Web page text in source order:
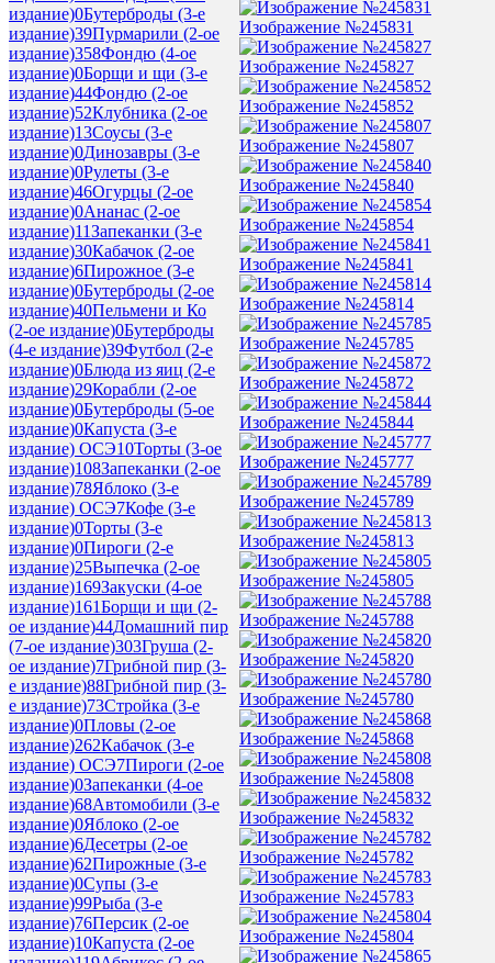
издание)0Бутерброды (3-е
издание)39Пурмарили (2-ое
издание)358Фондю (4-ое
издание)0Борщи и щи (3-е
издание)44Фондю (2-ое
издание)52Клубника (2-ое
издание)13Соусы (3-е
издание)0Динозавры (3-е
издание)0Рулеты (3-е
издание)46Огурцы (2-ое
издание)0Ананас (2-ое
издание)11Запеканки (3-е
издание)30Кабачок (2-ое
издание)6Пирожное (3-е
издание)0Бутерброды (2-ое
издание)40Пельмени и Ко
(2-ое издание)0Бутерброды
(4-е издание)39Футбол (2-е
издание)0Блюда из яиц (2-е
издание)29Корабли (2-ое
издание)0Бутерброды (5-ое
издание)0Капуста (3-е
издание) ОСЭ10Торты (3-ое
издание)108Запеканки (2-ое
издание)78Яблоко (3-е
издание) ОСЭ7Кофе (3-е
издание)0Торты (3-е
издание)0Пироги (2-е
издание)25Выпечка (2-ое
издание)169Закуски (4-ое
издание)161Борщи и щи (2-
ое издание)44Домашний пир
(7-ое издание)303Груша (2-
ое издание)7Грибной пир (3-
е издание)88Грибной пир (3-
е издание)73Стройка (3-е
издание)0Пловы (2-ое
издание)262Кабачок (3-е
издание) ОСЭ7Пироги (2-ое
издание)0Запеканки (4-ое
издание)68Автомобили (3-е
издание)0Яблоко (2-ое
издание)6Десетры (2-ое
издание)62Пирожные (3-е
издание)0Супы (3-е
издание)99Рыба (3-е
издание)76Персик (2-ое
издание)10Капуста (2-ое
Изображение №245831
Изображение №245827
Изображение №245852
Изображение №245807
Изображение №245840
Изображение №245854
Изображение №245841
Изображение №245814
Изображение №245785
Изображение №245872
Изображение №245844
Изображение №245777
Изображение №245789
Изображение №245813
Изображение №245805
Изображение №245788
Изображение №245820
Изображение №245780
Изображение №245868
Изображение №245808
Изображение №245832
Изображение №245782
Изображение №245783
Изображение №245804